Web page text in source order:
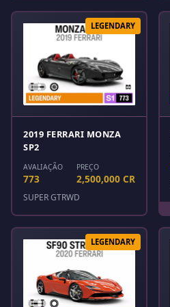
LEGENDARY
2019 FERRARI MONZA
SP2
AVALIAÇÃO
773
PREÇO
2,500,000 CR
SUPER GTRWD
LEGENDARY